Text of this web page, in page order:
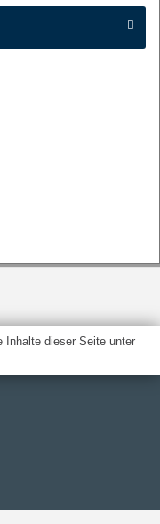
Inhalte dieser Seite unter